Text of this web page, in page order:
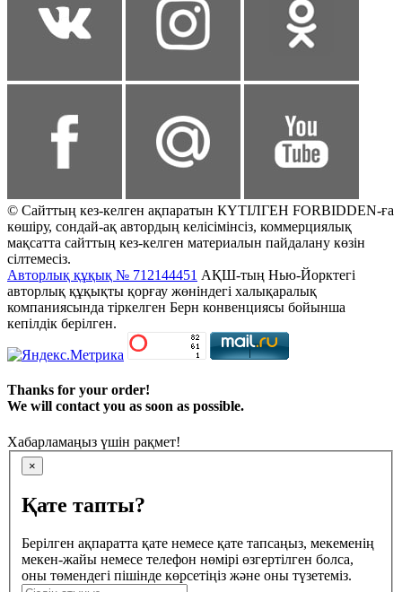
© Сайттың кез-келген ақпаратын КҮТІЛГЕН FORBIDDEN-ға
көшіру, сондай-ақ автордың келісімінсіз, коммерциялық
мақсатта сайттың кез-келген материалын пайдалану көзін
сілтемесіз.
Авторлық құқық № 712144451 АҚШ-тың Нью-Йорктегі
авторлық құқықты қорғау жөніндегі халықаралық
компаниясында тіркелген Берн конвенциясы бойынша
кепілдік берілген.
Thanks for your order!
We will contact you as soon as possible.
Хабарламаңыз үшін рақмет!
×
Қате тапты?
Берілген ақпаратта қате немесе қате тапсаңыз, мекеменің
мекен-жайы немесе телефон нөмірі өзгертілген болса,
оны төмендегі пішінде көрсетіңіз және оны түзетеміз.